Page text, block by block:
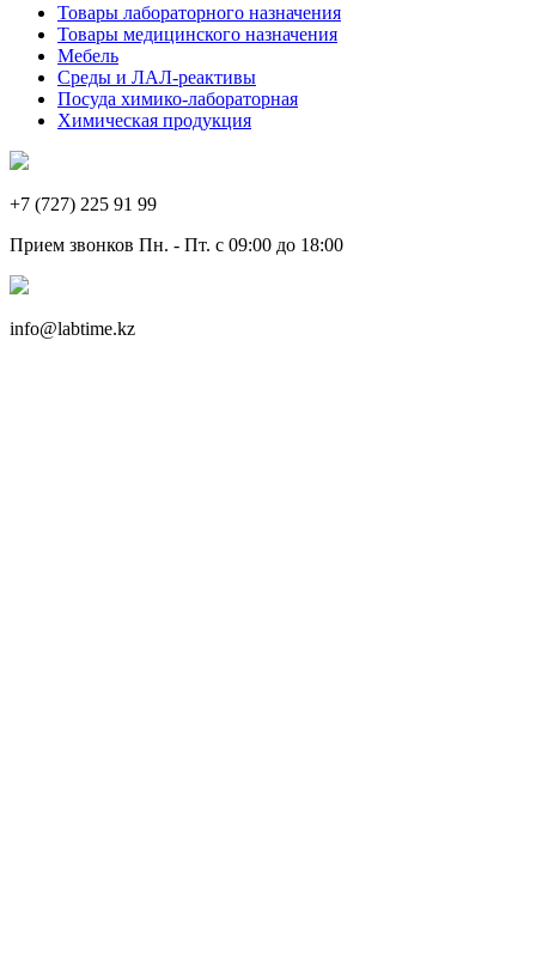
Товары лабораторного назначения
Товары медицинского назначения
Мебель
Среды и ЛАЛ-реактивы
Посуда химико-лабораторная
Химическая продукция
+7 (727) 225 91 99
Прием звонков Пн. - Пт. с 09:00 до 18:00
info@labtime.kz